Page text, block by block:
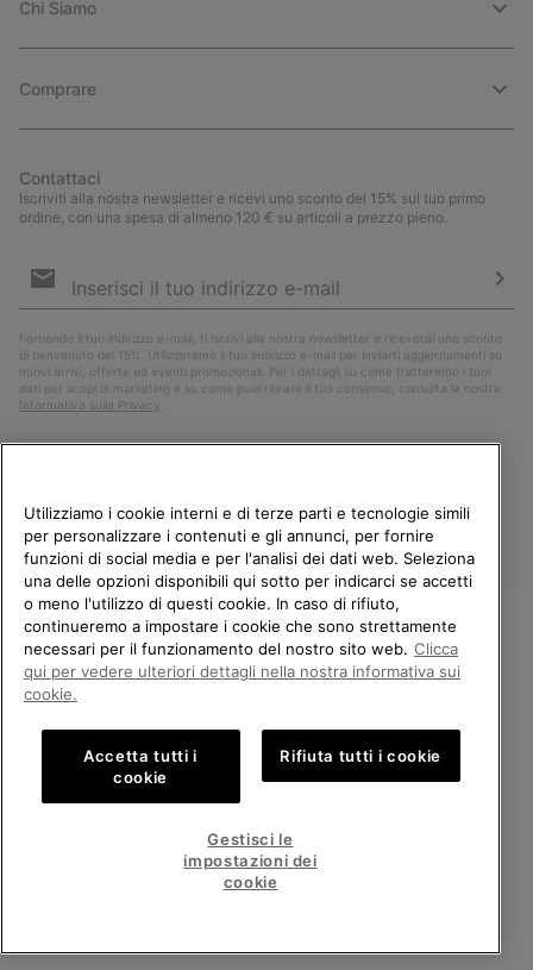
Chi Siamo
Comprare
Contattaci
Iscriviti alla nostra newsletter e ricevi uno sconto del 15% sul tuo primo
ordine, con una spesa di almeno 120 € su articoli a prezzo pieno.
e-
Fornendo il tuo indirizzo e-mail, ti iscrivi alla nostra newsletter e riceverai uno sconto
di benvenuto del 15%. Utilizzeremo il tuo indirizzo e-mail per inviarti aggiornamenti su
nuovi arrivi, offerte ed eventi promozionali. Per i dettagli su come tratteremo i tuoi
dati per scopi di marketing e su come puoi ritirare il tuo consenso, consulta la nostra
Informativa sulla Privacy
Italia
©2026Columbia Sportswear Company. Avenue des Morgines, 12 1213
Petit-Lancy Switzerland. Tutti i diritti riservati.
Politica sulla privacy Termini di utilizzo
Condizioni Generali di Vendita
Public CBCR
Servizio clienti: Lun. - Ven. 9:00 - 13:00 & 14:00 - 18:00
BENVENUTO/A IN SOREL.
SELEZIONA IL TUO PAESE DI
Shopping online disponibile
VISUALIZZA TUTTI I PAESI
Utilizziamo i cookie interni e di terze parti e tecnologie simili
per personalizzare i contenuti e gli annunci, per fornire
funzioni di social media e per l'analisi dei dati web. Seleziona
una delle opzioni disponibili qui sotto per indicarci se accetti
o meno l'utilizzo di questi cookie. In caso di rifiuto,
continueremo a impostare i cookie che sono strettamente
necessari per il funzionamento del nostro sito web. Clicca
qui per vedere ulteriori dettagli nella nostra informativa sui
cookie.
Accetta tutti i
cookie
Rifiuta tutti i cookie
Gestisci le
impostazioni dei
cookie